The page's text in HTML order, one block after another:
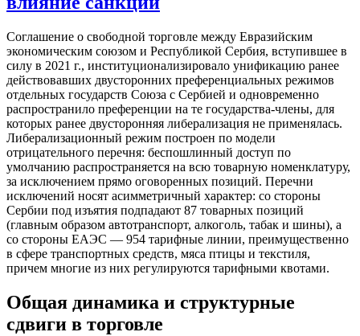
Соглашение о свободной торговле между Евразийским
экономическим союзом и Республикой Сербия, вступившее в
силу в 2021 г., институционализировало унификацию ранее
действовавших двусторонних преференциальных режимов
отдельных государств Союза с Сербией и одновременно
распространило преференции на те государства-члены, для
которых ранее двусторонняя либерализация не применялась.
Либерализационный режим построен по модели
отрицательного перечня: беспошлинный доступ по
умолчанию распространяется на всю товарную номенклатуру,
за исключением прямо оговоренных позиций. Перечни
исключений носят асимметричный характер: со стороны
Сербии под изъятия подпадают 87 товарных позиций
(главным образом автотранспорт, алкоголь, табак и шины), а
со стороны ЕАЭС — 954 тарифные линии, преимущественно
в сфере транспортных средств, мяса птицы и текстиля,
причем многие из них регулируются тарифными квотами.
Общая динамика и структурные
сдвиги в торговле